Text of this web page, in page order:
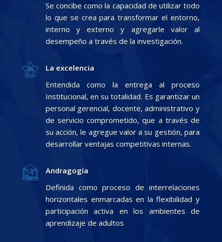
Se concibe como la capacidad de utilizar todo
lo que se crea para transformar el entorno,
interno y externo y agregarle valor al
desempeño a través de la investigación.
La excelencia
Entendida como la entrega al proceso
Institucional, en su totalidad. Es garantizar un
personal gerencial, docente, administrativo y
de servicio comprometido, que a través de
su acción, le agregue valor a su gestión, para
desarrollar ventajas competitivas internas.
Andragogía
Definida como proceso de interrelaciones
horizontales enmarcadas en la flexibilidad y
participación activa en los ambientes de
aprendizaje de adultos